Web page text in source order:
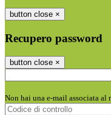
button close ×
Recupero password
button close ×
Non hai una e-mail associata al